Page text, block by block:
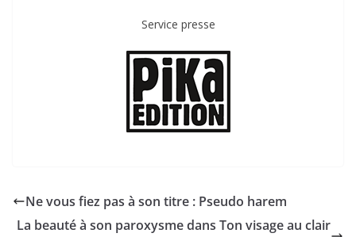
Service presse
Ne vous fiez pas à son titre : Pseudo harem
La beauté à son paroxysme dans Ton visage au clair